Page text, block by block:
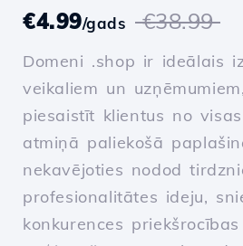
€4.99/gads €38.99
Domeni .shop ir ideālais
veikaliem un
piesaistīt klientus no
atmiņā paliekošā
nekavējoties nodod
profesionalitātes ideju,
konkurences